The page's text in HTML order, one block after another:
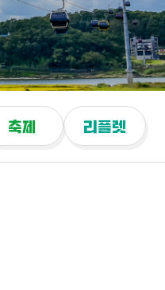
축제 리플렛